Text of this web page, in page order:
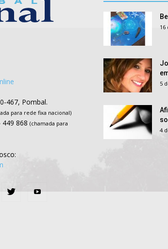
467, Pombal.
para rede fixa nacional)
868 (chamada para
16
5
4